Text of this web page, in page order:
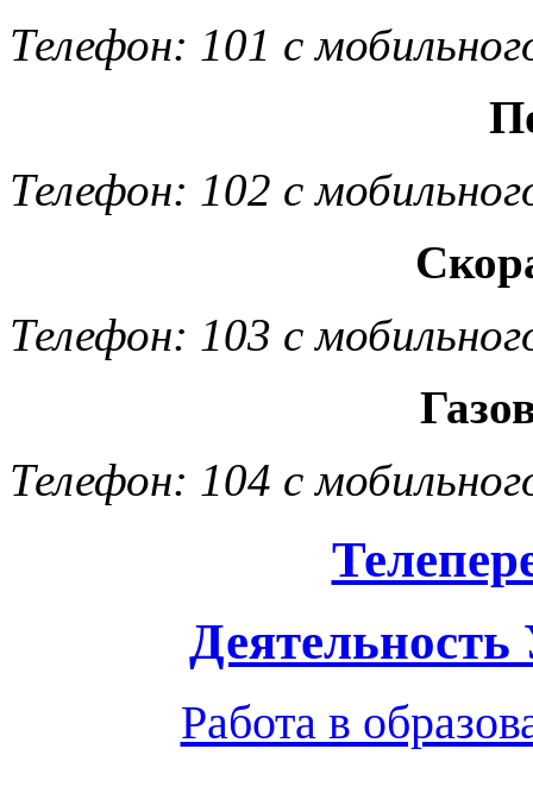
Телефон: 101 с
Телефон: 102 с
Телефон: 103 с
Телефон: 104 с
Работа в